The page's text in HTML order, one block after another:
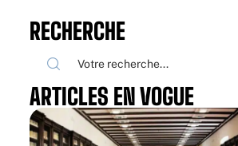
RECHERCHE
ARTICLES EN VOGUE